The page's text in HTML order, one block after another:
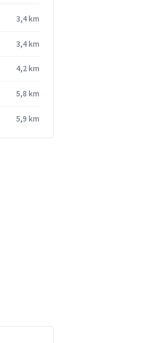
3,4 km
3,4 km
4,2 km
5,8 km
5,9 km